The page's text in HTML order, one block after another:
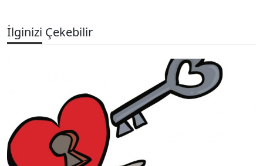
İlginizi Çekebilir